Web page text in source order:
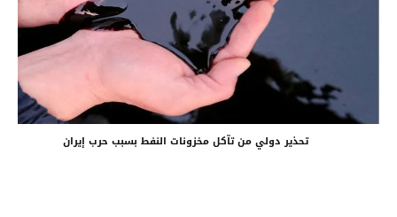
تحذير دولي من تآكل مخزونات النفط بسبب حرب إيران